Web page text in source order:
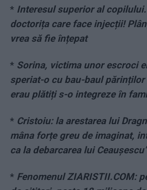
* Interesul superior al
doctorița care face injecții!
vrea să fie înțepat
* Sorina, victima unor escroci
speriat-o cu bau-baul părinților
erau plătiți s-o integreze în
* Cristoiu: la arestarea lui
mâna forțe greu de imaginat,
ca la debarcarea lui
* Fenomenul ZIARISTII.COM: